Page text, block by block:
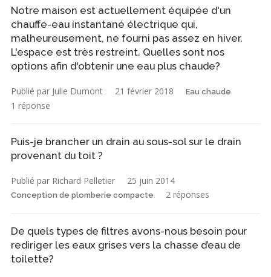
Notre maison est actuellement équipée d'un
chauffe-eau instantané électrique qui,
malheureusement, ne fourni pas assez en hiver.
L'espace est très restreint. Quelles sont nos
options afin d'obtenir une eau plus chaude?
Publié par Julie Dumont 21 février 2018 Eau chaude
1 réponse
Puis-je brancher un drain au sous-sol sur le drain
provenant du toit ?
Publié par Richard Pelletier 25 juin 2014
Conception de plomberie compacte 2 réponses
De quels types de filtres avons-nous besoin pour
rediriger les eaux grises vers la chasse d’eau de
toilette?